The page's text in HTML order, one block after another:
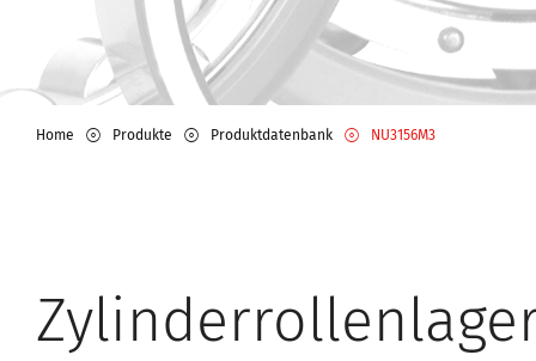
Home Produkte Produktdatenbank NU3156M3